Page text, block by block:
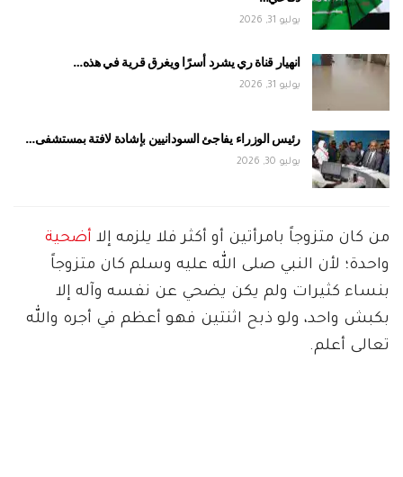
يوليو 31, 2026
انهيار قناة ري يشرد أسرًا ويغرق قرية في هذه…
يوليو 31, 2026
رئيس الوزراء يفاجئ السودانيين بإشادة لافتة بمستشفى…
يوليو 30, 2026
من كان متزوجاً بامرأتين أو أكثر فلا يلزمه إلا أضحية
واحدة؛ لأن النبي صلى الله عليه وسلم كان متزوجاً
بنساء كثيرات ولم يكن يضحي عن نفسه وآله إلا
بكبش واحد، ولو ذبح اثنتين فهو أعظم في أجره والله
تعالى أعلم.